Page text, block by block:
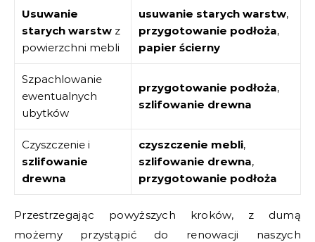
Usuwanie
starych warstw z
powierzchni mebli
usuwanie starych warstw,
przygotowanie podłoża,
papier ścierny
Szpachlowanie
ewentualnych
ubytków
przygotowanie podłoża,
szlifowanie drewna
Czyszczenie i
szlifowanie
drewna
czyszczenie mebli,
szlifowanie drewna,
przygotowanie podłoża
Przestrzegając powyższych kroków, z dumą
możemy przystąpić do renowacji naszych